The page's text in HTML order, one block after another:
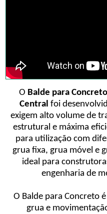
O Balde para
Central foi
exigem alto volume de
estrutural e máxima
para utilização com
grua fixa, grua móvel e
ideal para
engenharia de
O Balde para Concreto
grua e